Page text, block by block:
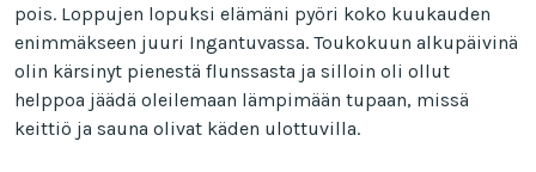
pois. Loppujen lopuksi elämäni pyöri koko kuukauden
enimmäkseen juuri Ingantuvassa. Toukokuun alkupäivinä
olin kärsinyt pienestä flunssasta ja silloin oli ollut
helppoa jäädä oleilemaan lämpimään tupaan, missä
keittiö ja sauna olivat käden ulottuvilla.